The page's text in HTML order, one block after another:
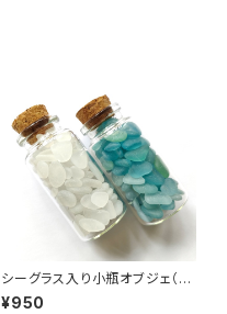
シーグラス入り小瓶オブジェ（
水色系or白色系 ）BZ-001
¥950